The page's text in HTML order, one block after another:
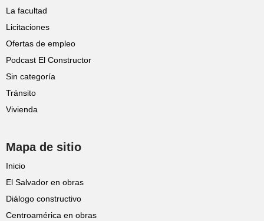
La facultad
Licitaciones
Ofertas de empleo
Podcast El Constructor
Sin categoría
Tránsito
Vivienda
Mapa de sitio
Inicio
El Salvador en obras
Diálogo constructivo
Centroamérica en obras